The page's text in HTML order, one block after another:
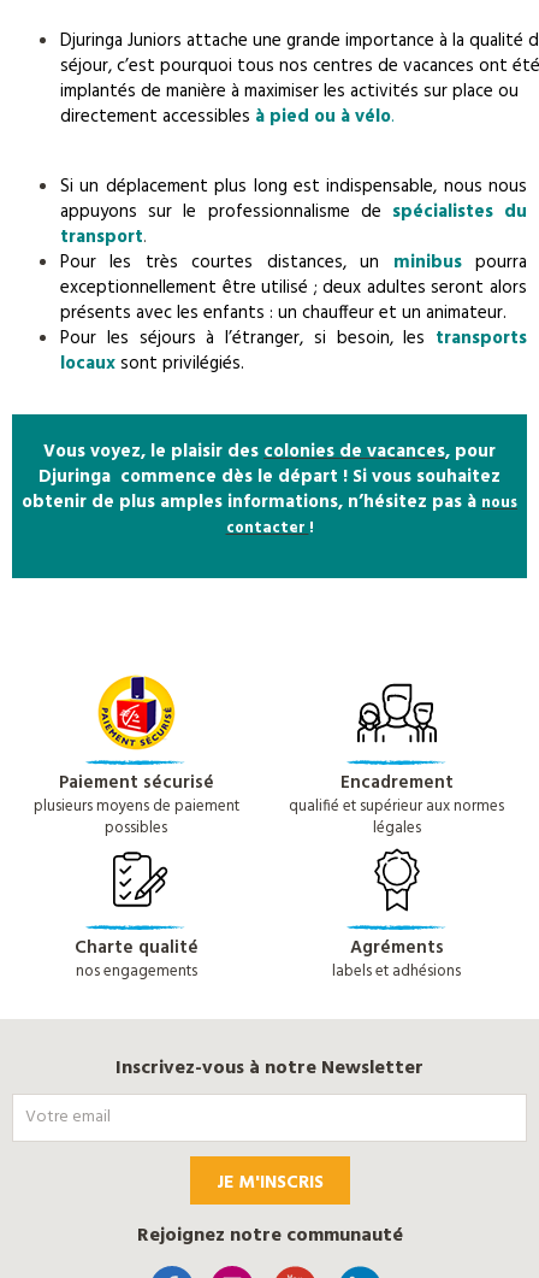
Djuringa Juniors attache une grande importance à la qualité
séjour, c’est pourquoi tous nos centres de vacances ont été
implantés de manière à maximiser les activités sur place ou
directement accessibles à pied ou à vélo.
Si un déplacement plus long est indispensable, nous nous
appuyons sur le professionnalisme de spécialistes du
transport.
Pour les très courtes distances, un minibus pourra
exceptionnellement être utilisé ; deux adultes seront alors
présents avec les enfants : un chauffeur et un animateur.
Pour les séjours à l’étranger, si besoin, les transports
locauxsont privilégiés.
Vous voyez, le plaisir descolonies de vacances, pour
Djuringa commence dès le départ ! Si vous souhaitez
obtenir de plus amples informations, n’hésitez pas ànous
contacter!
Paiement sécurisé
plusieurs moyens de paiement
possibles
Encadrement
qualifié et supérieur aux normes
légales
Charte qualité
nos engagements
Agréments
labels et adhésions
Inscrivez-vous à notre Newsletter
JE M'INSCRIS
Rejoignez notre communauté